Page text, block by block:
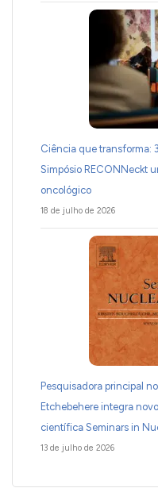
Ciência que transforma:
Simpósio RECONNeckt
oncológico
18 de julho de 2026
Pesquisadora principal
Etchebehere integra
científica Seminars in
13 de julho de 2026